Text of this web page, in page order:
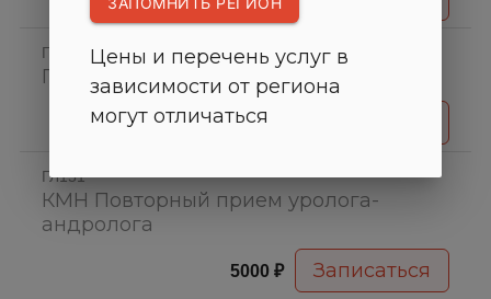
ГЛ040
Повторный приём врача-уролога
2350 ₽
ГЛ151
КМН Повторный прием уролога-
андролога
5000 ₽
Цены и перечень услуг в
зависимости от региона
могут отличаться